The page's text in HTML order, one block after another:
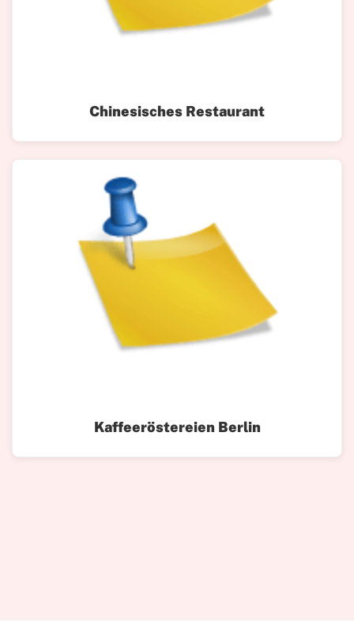
Chinesisches Restaurant
Kaffeeröstereien Berlin